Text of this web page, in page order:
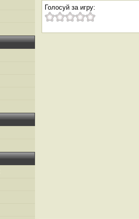
Голосуй за игру: